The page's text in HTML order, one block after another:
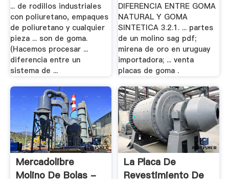
... de rodillos industriales
con poliuretano, empaques
de poliuretano y cualquier
pieza ... son de goma.
(Hacemos procesar ...
diferencia entre un
sistema de ...
DIFERENCIA ENTRE GOMA
NATURAL Y GOMA
SINTETICA 3.2.1. ... partes
de un molino sag pdf;
mirena de oro en uruguay
importadora; ... venta
placas de goma .
Mercadolibre
Molino De Bolas -
La Placa De
Revestimiento De